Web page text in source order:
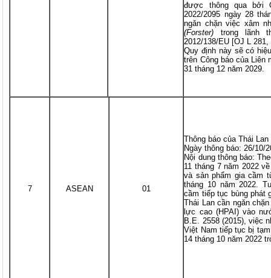
được thông qua bởi
2022/2095 ngày 28
ngăn chặn việc xâm
(Forster) trong lãnh
2012/138/EU [OJ L
Quy định này sẽ có
trên Công báo của Liên
31 tháng 12 năm 2029.
7 ASEAN 01
Thông báo của Thái
Ngày thông báo: 26/10/
Nội dung thông báo:
11 tháng 7 năm 2022
và sản phẩm gia cầm
tháng 10 năm 2022.
cầm tiếp tục bùng phát
Thái Lan cần ngăn
lực cao (HPAI) vào
B.E. 2558 (2015), việc
Việt Nam tiếp tục bị
14 tháng 10 năm 2022